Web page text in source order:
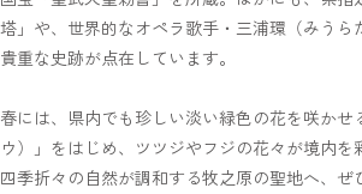
塔」や、世界的なオペラ歌手・三浦環（みうら
貴重な史跡が点在しています。
春には、県内でも珍しい淡い緑色の花を咲かせ
ウ）」をはじめ、ツツジやフジの花々が境内を
四季折々の自然が調和する牧之原の聖地へ、ぜ